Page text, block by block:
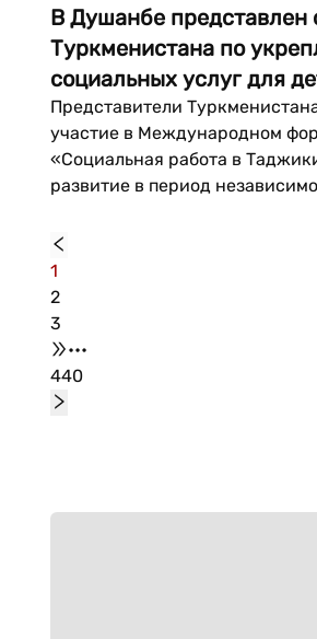
В Душанбе представлен
Туркменистана по
социальных услуг для
семей
Представители
участие в Международном
«Социальная работа в
развитие в период
На форуме Туркменистан
национальный подход к
социальных услуг,
поддержку семьи, и
профессиональной социальной
1
2
3
•••
440